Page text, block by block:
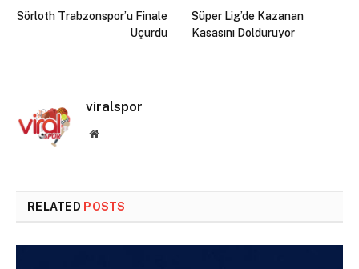
Sörloth Trabzonspor’u Finale
Uçurdu
Süper Lig’de Kazanan
Kasasını Dolduruyor
viralspor
Website
RELATED POSTS